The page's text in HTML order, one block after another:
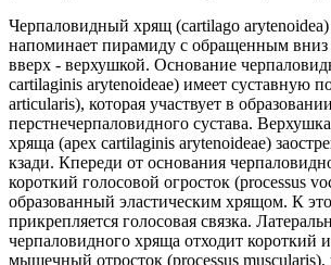
Черпаловидный хрящ (cartilago
напоминает пирамиду с обращенным вниз
вверх - верхушкой. Основание
cartilaginis arytenoideae) имеет суставную
articularis), которая участвует в образовании
перстнечерпаловидного сустава.
хряща (apex cartilaginis arytenoideae)
кзади. Кпереди от основания
короткий голосовой огросток (processus
образованный эластическим хрящом. К
прикрепляется голосовая связка.
черпаловидного хряща отходит короткий
мышечный отросток (processus muscularis),